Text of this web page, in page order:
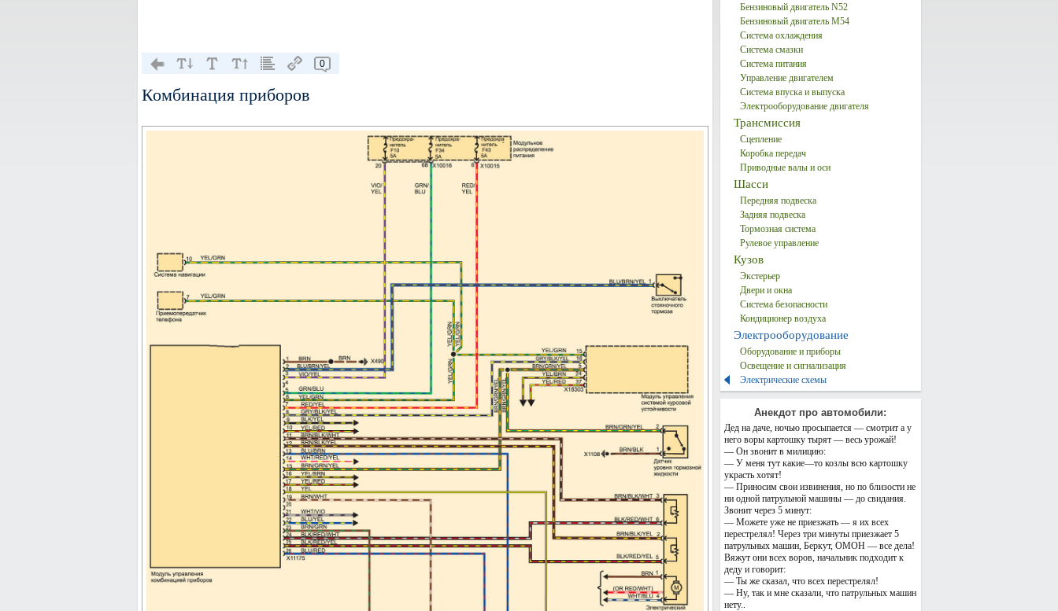
0
Комбинация приборов
Бензиновый двигатель N52
Бензиновый двигатель M54
Система охлаждения
Система смазки
Система питания
Управление двигателем
Система впуска и выпуска
Электрооборудование двигателя
Трансмиссия
Сцепление
Коробка передач
Приводные валы и оси
Шасси
Передняя подвеска
Задняя подвеска
Тормозная система
Рулевое управление
Кузов
Экстерьер
Двери и окна
Система безопасности
Кондиционер воздуха
Электрооборудование
Оборудование и приборы
Освещение и сигнализация
Электрические схемы
Анекдот про автомобили:
Дед на даче, ночью просыпается — смотрит а у
него воры картошку тырят — весь урожай!
— Он звонит в милицию:
— У меня тут какие—то козлы всю картошку
украсть хотят!
— Приносим свои извинения, но по близости не
ни одной патрульной машины — до свидания.
Звонит через 5 минут:
— Можете уже не приезжать — я их всех
перестрелял! Через три минуты приезжает 5
патрульных машин, Беркут, ОМОН — все дела!
Вяжут они всех воров, начальник подходит к
деду и говорит:
— Ты же сказал, что всех перестрелял!
— Ну, так и мне сказали, что патрульных машин
нету..